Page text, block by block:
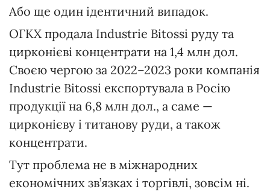
Або ще один ідентичний випадок.
ОГКХ продала Industrie Bitossi руду та
цирконієві концентрати на 1,4 млн дол.
Своєю чергою за 2022–2023 роки компанія
Industrie Bitossi експортувала в Росію
продукції на 6,8 млн дол., а саме —
цирконієву і титанову руди, а також
концентрати.
Тут проблема не в міжнародних
економічних зв’язках і торгівлі, зовсім ні.